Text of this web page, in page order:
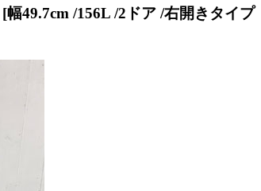
49.7cm /156L /2ドア /右開きタイ